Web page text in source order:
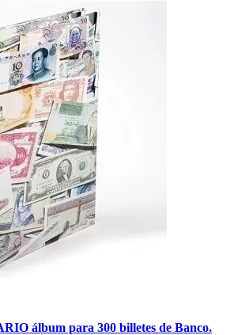
álbum para 300 billetes de Banco.